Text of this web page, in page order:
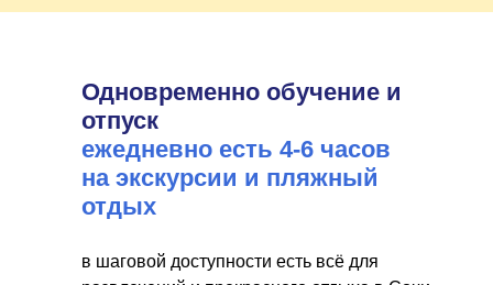
Одновременно обучение и
отпуск
ежедневно есть 4-6 часов
на экскурсии и пляжный
отдых
в шаговой доступности есть всё для